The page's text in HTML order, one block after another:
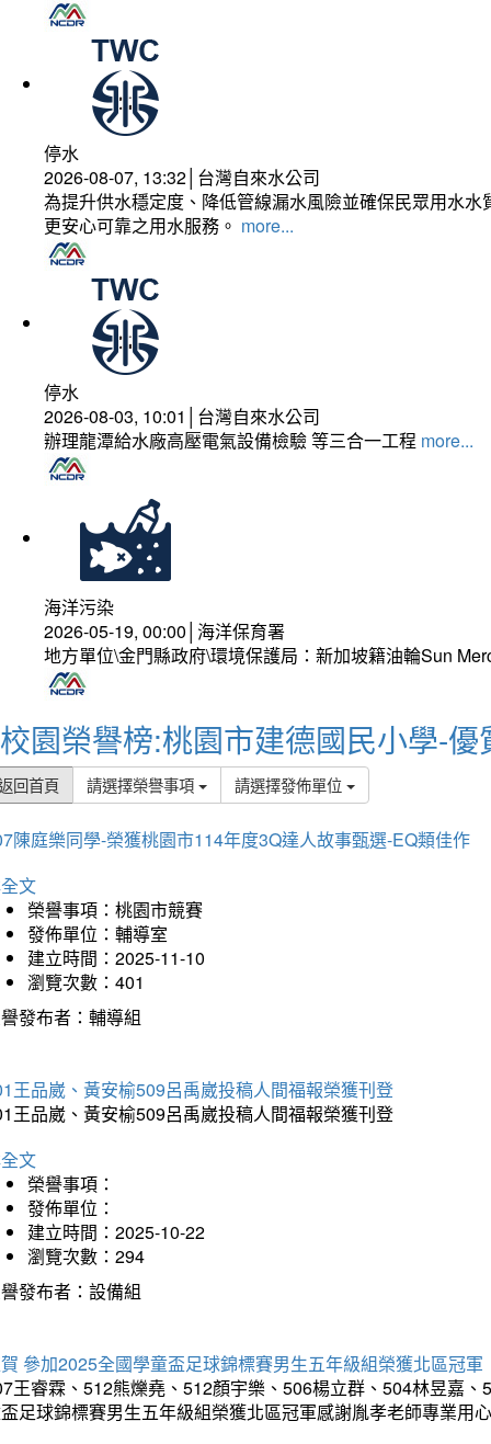
停水
2026-08-07, 13:32│台灣自來水公司
為提升供水穩定度、降低管線漏水風險並確保民眾用水
更安心可靠之用水服務。 more...
停水
2026-08-03, 10:01│台灣自來水公司
辦理龍潭給水廠高壓電氣設備檢驗 等三合一工程 more...
海洋污染
2026-05-19, 00:00│海洋保育署
地方單位\金門縣政府\環境保護局：新加坡籍油輪Sun
校園榮譽榜:桃園市建德國民小學-優
回首頁 請選擇榮譽事項 請選擇發佈單位
陳庭樂同學-榮獲桃園市114年度3Q達人故事甄選-EQ類佳作
文
榮譽事項：桃園市競賽
發佈單位：輔導室
建立時間：2025-11-10
瀏覽次數：401
發布者：輔導組
王品崴、黃安榆509呂禹崴投稿人間福報榮獲刊登
王品崴、黃安榆509呂禹崴投稿人間福報榮獲刊登
文
榮譽事項：
發佈單位：
建立時間：2025-10-22
瀏覽次數：294
發布者：設備組
參加2025全國學童盃足球錦標賽男生五年級組榮獲北區冠軍
王睿霖、512熊爍堯、512顏宇樂、506楊立群、504林昱嘉
足球錦標賽男生五年級組榮獲北區冠軍感謝胤孝老師專業用